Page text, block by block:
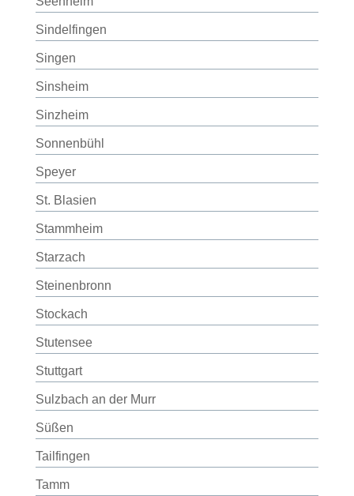
Sindelfingen
Singen
Sinsheim
Sinzheim
Sonnenbühl
Speyer
St. Blasien
Stammheim
Starzach
Steinenbronn
Stockach
Stutensee
Stuttgart
Sulzbach an der Murr
Süßen
Tailfingen
Tamm